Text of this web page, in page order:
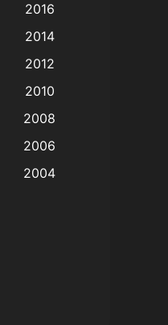
(19)
2016
2014
2012
2010
2008
2006
2004